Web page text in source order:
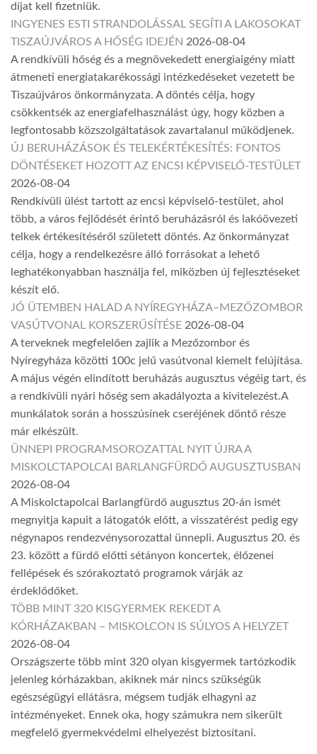
díjat kell fizetniük.
INGYENES ESTI STRANDOLÁSSAL SEGÍTI A LAKOSOKAT
TISZAÚJVÁROS A HŐSÉG IDEJÉN 2026-08-04
A rendkívüli hőség és a megnövekedett energiaigény miatt
átmeneti energiatakarékossági intézkedéseket vezetett be
Tiszaújváros önkormányzata. A döntés célja, hogy
csökkentsék az energiafelhasználást úgy, hogy közben a
legfontosabb közszolgáltatások zavartalanul működjenek.
ÚJ BERUHÁZÁSOK ÉS TELEKÉRTÉKESÍTÉS: FONTOS
DÖNTÉSEKET HOZOTT AZ ENCSI KÉPVISELŐ-TESTÜLET
2026-08-04
Rendkívüli ülést tartott az encsi képviselő-testület, ahol
több, a város fejlődését érintő beruházásról és lakóövezeti
telkek értékesítéséről született döntés. Az önkormányzat
célja, hogy a rendelkezésre álló forrásokat a lehető
leghatékonyabban használja fel, miközben új fejlesztéseket
készít elő.
JÓ ÜTEMBEN HALAD A NYÍREGYHÁZA–MEZŐZOMBOR
VASÚTVONAL KORSZERŰSÍTÉSE 2026-08-04
A terveknek megfelelően zajlik a Mezőzombor és
Nyíregyháza közötti 100c jelű vasútvonal kiemelt felújítása.
A május végén elindított beruházás augusztus végéig tart, és
a rendkívüli nyári hőség sem akadályozta a kivitelezést.A
munkálatok során a hosszúsínek cseréjének döntő része
már elkészült.
ÜNNEPI PROGRAMSOROZATTAL NYIT ÚJRA A
MISKOLCTAPOLCAI BARLANGFÜRDŐ AUGUSZTUSBAN
2026-08-04
A Miskolctapolcai Barlangfürdő augusztus 20-án ismét
megnyitja kapuit a látogatók előtt, a visszatérést pedig egy
négynapos rendezvénysorozattal ünnepli. Augusztus 20. és
23. között a fürdő előtti sétányon koncertek, élőzenei
fellépések és szórakoztató programok várják az
érdeklődőket.
TÖBB MINT 320 KISGYERMEK REKEDT A
KÓRHÁZAKBAN – MISKOLCON IS SÚLYOS A HELYZET
2026-08-04
Országszerte több mint 320 olyan kisgyermek tartózkodik
jelenleg kórházakban, akiknek már nincs szükségük
egészségügyi ellátásra, mégsem tudják elhagyni az
intézményeket. Ennek oka, hogy számukra nem sikerült
megfelelő gyermekvédelmi elhelyezést biztosítani.